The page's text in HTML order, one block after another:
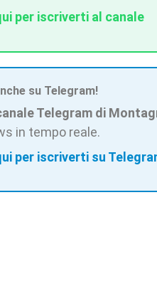
per iscriverti al canale
su Telegram!
Telegram di
in tempo reale.
per iscriverti su